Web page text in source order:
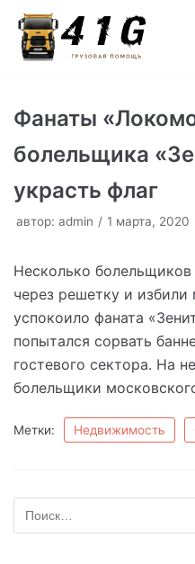
Перейти
к
Фанаты
болельщика
украсть флаг
автор: admin 1 марта, 2020
Несколько
через решетку и
успокоило фаната
попытался сорвать
гостевого сектора. На
болельщики
Метки: Недвижимость